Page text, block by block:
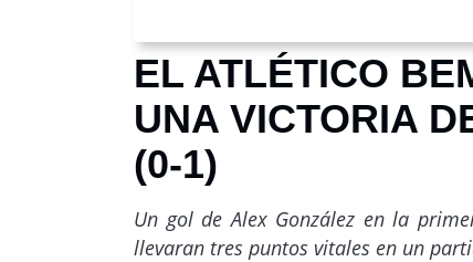
EL ATLÉTICO
UNA VICTORIA
(0-1)
Un gol de Alex González en la
llevaran tres puntos vitales en un